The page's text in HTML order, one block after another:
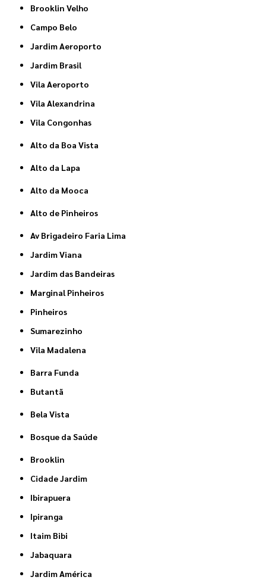
Brooklin Velho
Campo Belo
Jardim Aeroporto
Jardim Brasil
Vila Aeroporto
Vila Alexandrina
Vila Congonhas
Alto da Boa Vista
Alto da Lapa
Alto da Mooca
Alto de Pinheiros
Av Brigadeiro Faria Lima
Jardim Viana
Jardim das Bandeiras
Marginal Pinheiros
Pinheiros
Sumarezinho
Vila Madalena
Barra Funda
Butantã
Bela Vista
Bosque da Saúde
Brooklin
Cidade Jardim
Ibirapuera
Ipiranga
Itaim Bibi
Jabaquara
Jardim América